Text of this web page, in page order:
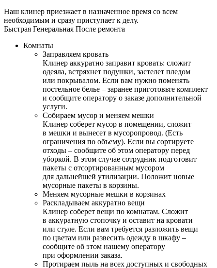
Наш клинер приезжает в назначенное время со всем
необходимым и сразу приступает к делу.
Быстрая Генеральная После ремонта
Комнаты
Заправляем кровать
Клинер аккуратно заправит кровать: сложит
одеяла, встряхнет подушки, застелет пледом
или покрывалом. Если вам нужно поменять
постельное белье – заранее приготовьте комплект
и сообщите оператору о заказе дополнительной
услуги.
Собираем мусор и меняем мешки
Клинер соберет мусор в помещении, сложит
в мешки и вынесет в мусоропровод. (Есть
ограничения по объему). Если вы сортируете
отходы – сообщите об этом оператору перед
уборкой. В этом случае сотрудник подготовит
пакеты с отсортированным мусором
для дальнейшей утилизации. Положит новые
мусорные пакеты в корзины.
Меняем мусорные мешки в корзинах
Раскладываем аккуратно вещи
Клинер соберет вещи по комнатам. Сложит
в аккуратную стопочку и оставит на кровати
или стуле. Если вам требуется разложить вещи
по цветам или развесить одежду в шкафу –
сообщите об этом нашему оператору
при оформлении заказа.
Протираем пыль на всех доступных и свободных